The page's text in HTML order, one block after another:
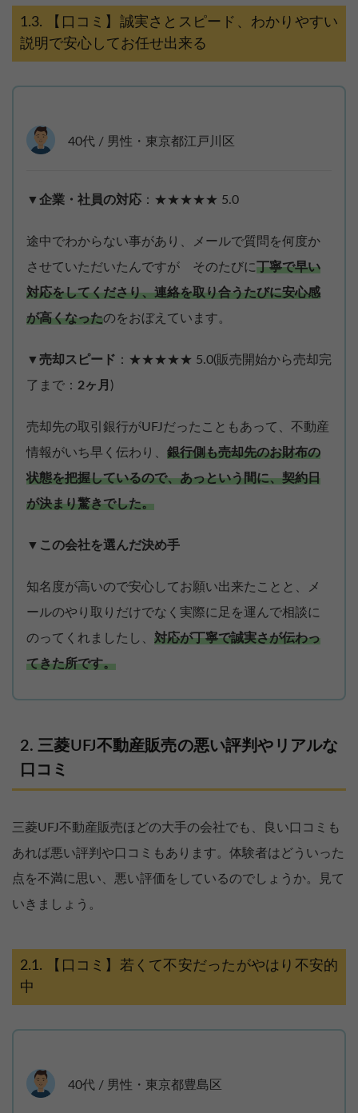
【口コミ】誠実さとスピード、わかりやすい
説明で安心してお任せ出来る
40代 / 男性・東京都江戸川区
▼企業・社員の対応 ：★★★★★ 5.0
途中でわからない事があり、メールで質問を何度か
させていただいたんですが そのたびに丁寧で早い
対応をしてくださり、連絡を取り合うたびに安心感
が高くなったのをおぼえています。
▼売却スピード ：★★★★★ 5.0(販売開始から売却完
了まで： 2ヶ月 )
売却先の取引銀行がUFJだったこともあって、不動産
情報がいち早く伝わり、 銀行側も売却先のお財布の
状態を把握しているので、あっという間に、契約日
が決まり驚きでした。
▼ この会社を選んだ決め手
知名度が高いので安心してお願い出来たことと、メ
ールのやり取りだけでなく実際に足を運んで相談に
のってくれましたし、 対応が丁寧で誠実さが伝わっ
てきた所です。
三菱UFJ不動産販売の悪い評判やリアルな
口コミ
三菱UFJ不動産販売ほどの大手の会社でも、良い口コミも
あれば悪い評判や口コミもあります。体験者はどういった
点を不満に思い、悪い評価をしているのでしょうか。見て
いきましょう。
【口コミ】若くて不安だったがやはり不安的
中
40代 / 男性・東京都豊島区